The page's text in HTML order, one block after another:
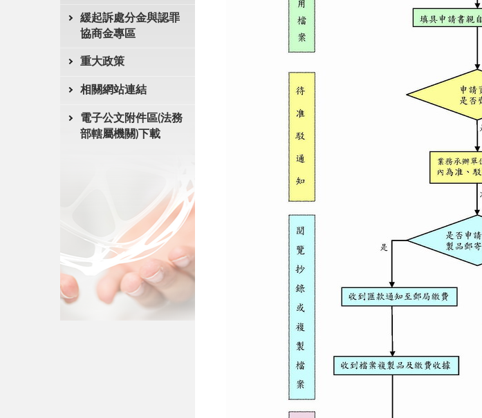
緩起訴處分金與認罪
協商金專區
重大政策
相關網站連結
電子公文附件區(法務
部轄屬機關)下載